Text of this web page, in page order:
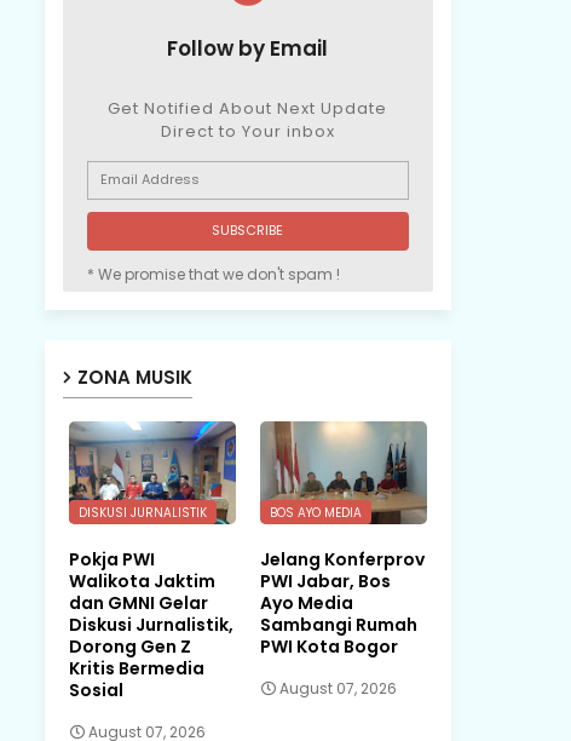
Follow by Email
Get Notified About Next Update
Direct to Your inbox
* We promise that we don't spam !
ZONA MUSIK
DISKUSI JURNALISTIK
Pokja PWI
Walikota Jaktim
dan GMNI Gelar
Diskusi Jurnalistik,
Dorong Gen Z
Kritis Bermedia
Sosial
August 07, 2026
BOS AYO MEDIA
Jelang Konferprov
PWI Jabar, Bos
Ayo Media
Sambangi Rumah
PWI Kota Bogor
August 07, 2026